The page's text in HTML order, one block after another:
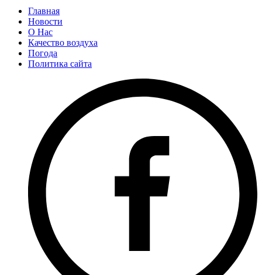
Главная
Новости
О Нас
Качество воздуха
Погода
Политика сайта